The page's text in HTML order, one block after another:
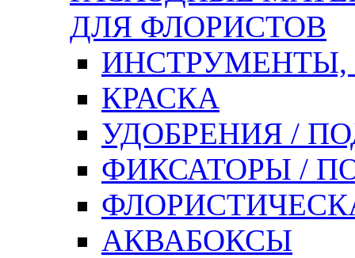
ДЛЯ ФЛОРИСТОВ
ИНСТРУМЕНТЫ,
КРАСКА
УДОБРЕНИЯ /
ФИКСАТОРЫ /
АКВАБОКСЫ